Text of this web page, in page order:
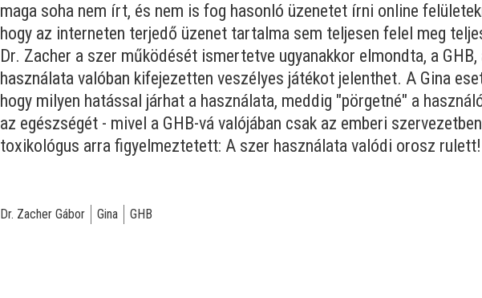
maga soha nem írt, és nem is fog hasonló üzenetet írni online
hogy az interneten terjedő üzenet tartalma sem teljesen felel meg
Dr. Zacher a szer működését ismertetve ugyanakkor elmondta, a
használata valóban kifejezetten veszélyes játékot jelenthet. A Gina
hogy milyen hatással járhat a használata, meddig "pörgetné" a
az egészségét - mivel a GHB-vá valójában csak az emberi
toxikológus arra figyelmeztetett: A szer használata valódi orosz rulett!
Dr. Zacher Gábor Gina GHB